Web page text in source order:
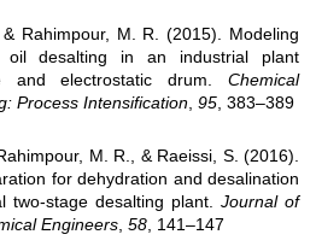
Rahimpour, M. R. (2015). Modeling
desalting in an industrial plant
and electrostatic drum. Chemical
Process Intensification 95 , 383–389
M. R., & Raeissi, S. (2016).
for dehydration and desalination
stage desalting plant. Journal of
Engineers 58 , 141–147